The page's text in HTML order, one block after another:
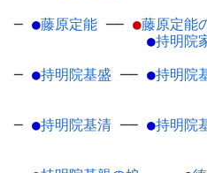
─ ●藤原定能 ── ●藤原定能
●持明院
─ ●持明院基盛 ── ●持明院
─ ●持明院基清 ── ●持明院